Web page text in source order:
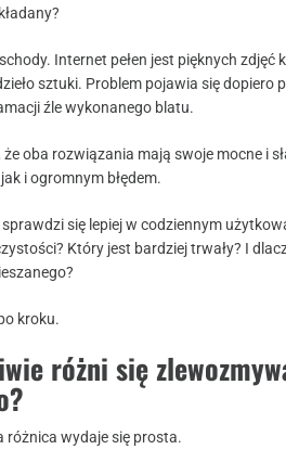
Internet pełen jest pięknych
sztuki. Problem pojawia się
źle wykonanego blatu.
oba rozwiązania mają swoje mocne i
i ogromnym błędem.
się lepiej w codziennym
Który jest bardziej trwały? I
kroku.
różni się
różnica wydaje się prosta.